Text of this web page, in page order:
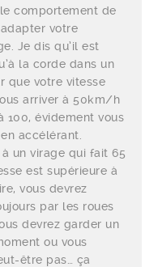
comportement de
votre
Je dis qu’il est
la corde dans un
que votre vitesse
arriver à 50km/h
100, évidement vous
accélérant.
un virage qui fait 65
est supérieure à
vous devrez
par les roues
devrez garder un
ou vous
être pas… ça